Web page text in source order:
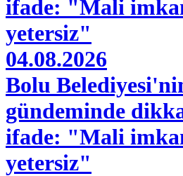
04.08.2026
Bolu
gündeminde
ifade: "Mali
yetersiz"